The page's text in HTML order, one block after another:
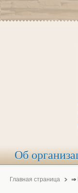
Об
Главная страница ⇒